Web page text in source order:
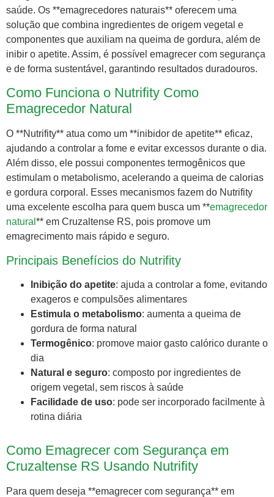
saúde. Os **emagrecedores naturais** oferecem uma
solução que combina ingredientes de origem vegetal e
componentes que auxiliam na queima de gordura, além de
inibir o apetite. Assim, é possível emagrecer com segurança
e de forma sustentável, garantindo resultados duradouros.
Como Funciona o Nutrifity Como
Emagrecedor Natural
O **Nutrifity** atua como um **inibidor de apetite** eficaz,
ajudando a controlar a fome e evitar excessos durante o dia.
Além disso, ele possui componentes termogênicos que
estimulam o metabolismo, acelerando a queima de calorias
e gordura corporal. Esses mecanismos fazem do Nutrifity
uma excelente escolha para quem busca um **emagrecedor
natural ** em Cruzaltense RS, pois promove um
emagrecimento mais rápido e seguro.
Principais Benefícios do Nutrifity
Inibição do apetite: ajuda a controlar a fome, evitando
exageros e compulsões alimentares
Estimula o metabolismo: aumenta a queima de
gordura de forma natural
Termogênico: promove maior gasto calórico durante o
dia
Natural e seguro: composto por ingredientes de
origem vegetal, sem riscos à saúde
Facilidade de uso: pode ser incorporado facilmente à
rotina diária
Como Emagrecer com Segurança em
Cruzaltense RS Usando Nutrifity
Para quem deseja **emagrecer com segurança** em